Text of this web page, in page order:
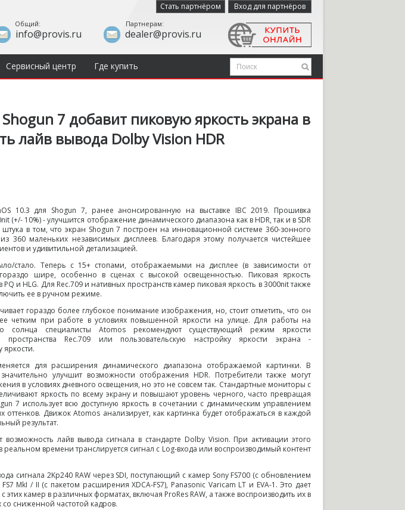
Стать партнёром Вход для партнёров
info@provis.ru dealer@provis.ru
Общий: Партнерам:
Сервисный центр Где купить
7 добавит пиковую яркость экрана в
лайв вывода Dolby Vision HDR
10.3 для Shogun 7, ранее анонсированную на выставке IBC 2019. Прошивка
(+/- 10%) - улучшится отображение динамического диапазона как в HDR, так и в SDR
штука в том, что экран Shogun 7 построен на инновационной системе 360-зонного
360 маленьких независимых дисплеев. Благодаря этому получается чистейшее
и удивитильной детализацией.
стало. Теперь с 15+ стопами, отображаемыми на дисплее (в зависимости от
шире, особенно в сценах с высокой освещенностью. Пиковая яркость
и HLG. Для Rec.709 и нативных пространств камер пиковая яркость в 3000nit также
ее в ручном режиме.
гораздо более глубокое понимание изображения, но, стоит отметить, что он
четким при работе в условиях повышенной яркости на улице. Для работы на
солнца специалисты Atomos рекомендуют существующий режим яркости
Rec.709 или пользовательскую настройку яркости экрана -
яркости.
для расширения динамического диапазона отображаемой картинки. В
улучшит возможности отображения HDR. Потребители также могут
в условиях дневного освещения, но это не совсем так. Стандартные мониторы с
яркость по всему экрану и повышают уровень черного, часто превращая
7 использует всю доступную яркость в сочетании с динамическим управлением
Движок Atomos анализирует, как картинка будет отображаться в каждой
результат.
лайв вывода сигнала в стандарте Dolby Vision. При активации этого
реальном времени транслируется сигнал с Log-входа или воспроизводимый контент
сигнала 2Kp240 RAW через SDI, поступающий с камер Sony FS700 (с обновлением
MkI / II (с пакетом расширения XDCA-FS7), Panasonic Varicam LT и EVA-1. Это дает
этих камер в различных форматах, включая ProRes RAW, а также воспроизводить их в
сниженной частотой кадров.